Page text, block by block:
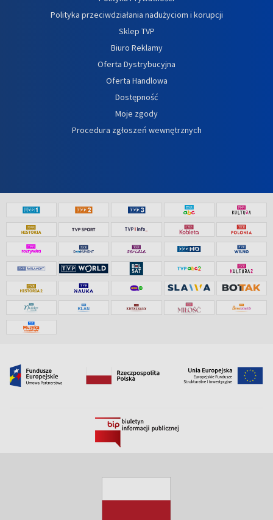
Polityka przeciwdziałania nadużyciom i korupcji
Sklep TVP
Biuro Reklamy
Oferta Dystrybucyjna
Oferta Handlowa
Dostępność
Moje zgody
Procedura zgłoszeń wewnętrznych